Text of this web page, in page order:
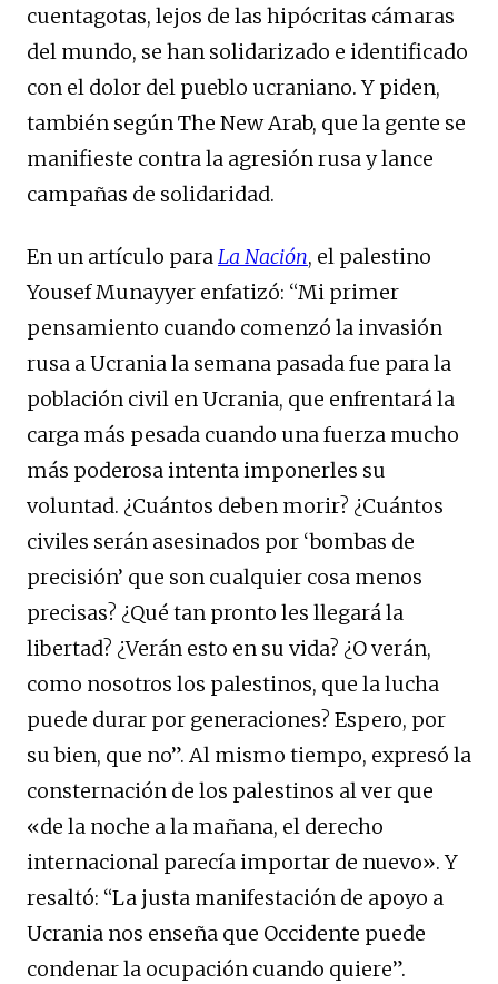
cuentagotas, lejos de las hipócritas cámaras
del mundo, se han solidarizado e identificado
con el dolor del pueblo ucraniano. Y piden,
también según The New Arab, que la gente se
manifieste contra la agresión rusa y lance
campañas de solidaridad.
En un artículo paraLa Nación, el palestino
Yousef Munayyer enfatizó: “Mi primer
pensamiento cuando comenzó la invasión
rusa a Ucrania la semana pasada fue para la
población civil en Ucrania, que enfrentará la
carga más pesada cuando una fuerza mucho
más poderosa intenta imponerles su
voluntad. ¿Cuántos deben morir? ¿Cuántos
civiles serán asesinados por ‘bombas de
precisión’ que son cualquier cosa menos
precisas? ¿Qué tan pronto les llegará la
libertad? ¿Verán esto en su vida? ¿O verán,
como nosotros los palestinos, que la lucha
puede durar por generaciones? Espero, por
su bien, que no”. Al mismo tiempo, expresó la
consternación de los palestinos al ver que
«de la noche a la mañana, el derecho
internacional parecía importar de nuevo». Y
resaltó: “La justa manifestación de apoyo a
Ucrania nos enseña que Occidente puede
condenar la ocupación cuando quiere”.